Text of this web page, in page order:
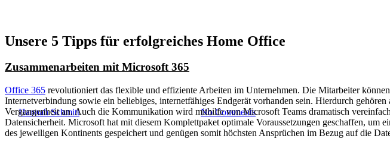
Produktiv im Home Office zusammenarbeiten
By Hannah Schmitt18. März 2020August 9th, 2021No Comments
Unsere 5 Tipps für erfolgreiches Home Office
Zusammenarbeiten mit Microsoft 365
Office 365 revolutioniert das flexible und effiziente Arbeiten im Unternehmen. Die Mitarbeiter
Internetverbindung sowie ein beliebiges, internetfähiges Endgerät vorhanden sein. Hierdurch
Vergangenheit an. Auch die Kommunikation wird mithilfe von Microsoft Teams dramatisch
Datensicherheit. Microsoft hat mit diesem Komplettpaket optimale Voraussetzungen geschaffen,
des jeweiligen Kontinents gespeichert und genügen somit höchsten Ansprüchen im Bezug auf die